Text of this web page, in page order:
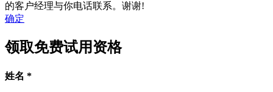
的客户经理与你电话联系。谢谢!
确定
领取免费试用资格
姓名 *